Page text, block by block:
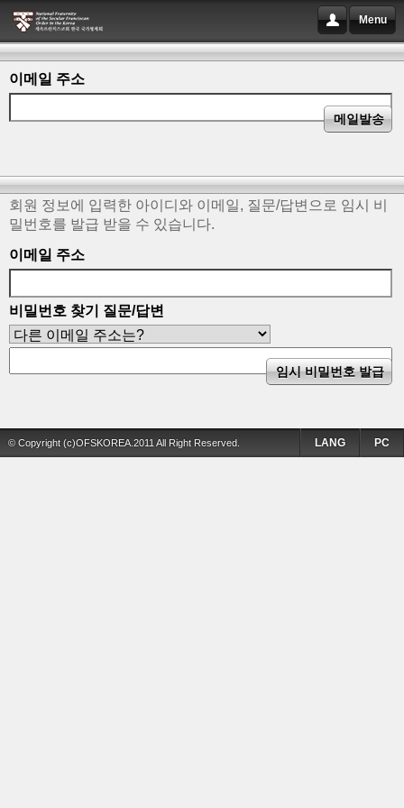
Menu
이메일 주소
회원 정보에 입력한 아이디와 이메일, 질문/답변으로 임시 비
밀번호를 발급 받을 수 있습니다.
이메일 주소
비밀번호 찾기 질문/답변
© Copyright (c)OFSKOREA.2011 All Right Reserved. PC
LANG